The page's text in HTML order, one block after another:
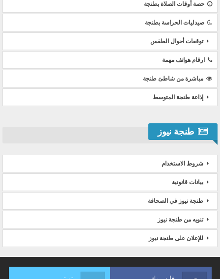
حصة أوقات الصلاة بطنجة
صيدليات الحراسة بطنجة
توقعات أحوال الطقس
ارقام هواتف مهمة
مباشرة من شاطئ طنجة
إذاعة طنجة المتوسط
طنجة نيوز
شروط الاستخدام
بيانات قانونية
طنجة نيوز في الصحافة
تنويه من طنجة نيوز
للإعلان على طنجة نيوز